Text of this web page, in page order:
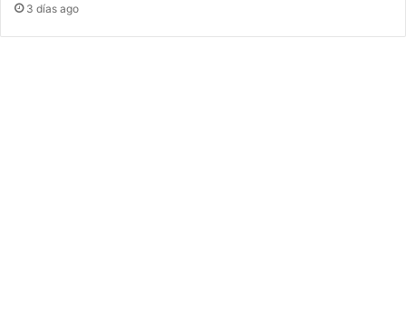
3 días ago